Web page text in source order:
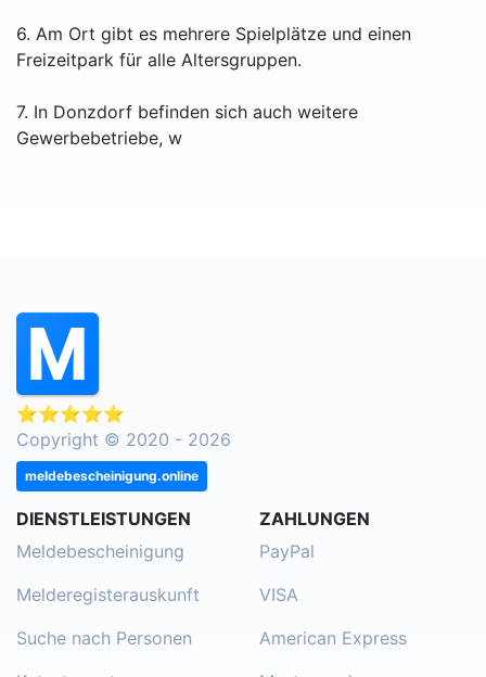
6. Am Ort gibt es mehrere Spielplätze und einen
Freizeitpark für alle Altersgruppen.
7. In Donzdorf befinden sich auch weitere
Gewerbebetriebe, w
⭐⭐⭐⭐⭐
Copyright © 2020 - 2026
meldebescheinigung.online
DIENSTLEISTUNGEN
Meldebescheinigung
Melderegisterauskunft
Suche nach Personen
ZAHLUNGEN
PayPal
VISA
American Express